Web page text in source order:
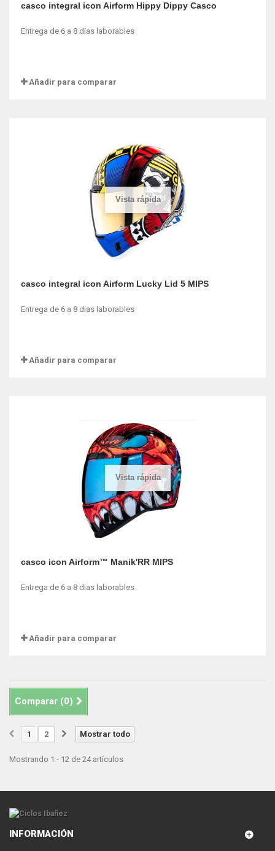
casco integral icon Airform Hippy Dippy Casco
Entrega de 6 a 8 dias laborables
Añadir para comparar
Vista rápida
casco integral icon Airform Lucky Lid 5 MIPS
Entrega de 6 a 8 dias laborables
Añadir para comparar
Vista rápida
casco icon Airform™ Manik'RR MIPS
Entrega de 6 a 8 dias laborables
Añadir para comparar
Comparar (0)
Mostrar todo
1 2
Mostrando 1 - 12 de 24 artículos
INFORMACIÓN